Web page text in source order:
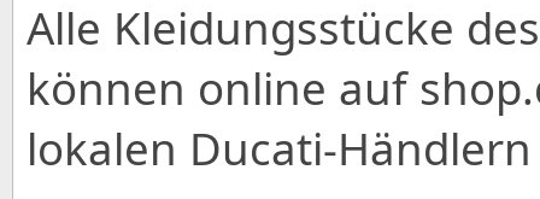
Alle Kleidungsstücke
können online auf
lokalen Ducati-